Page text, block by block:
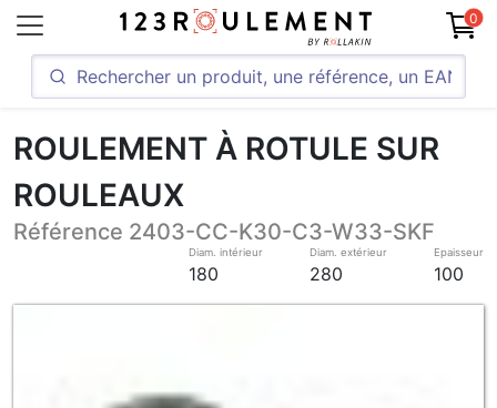
0
ROULEMENT À ROTULE SUR
ROULEAUX
Référence 2403-CC-K30-C3-W33-SKF
Diam. intérieur
180
Diam. extérieur
280
Epaisseur
100